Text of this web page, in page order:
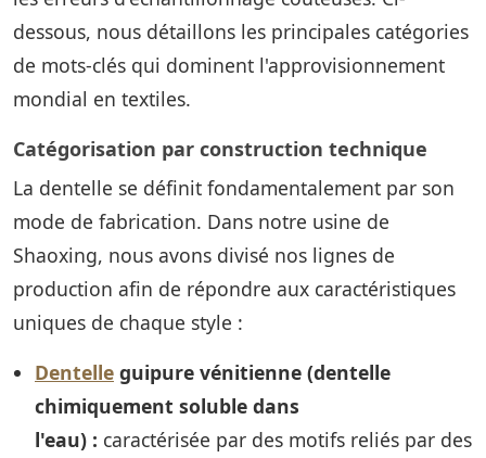
dessous, nous détaillons les principales catégories
de mots-clés qui dominent l'approvisionnement
mondial en textiles.
Catégorisation par construction technique
La dentelle se définit fondamentalement par son
mode de fabrication. Dans notre usine de
Shaoxing, nous avons divisé nos lignes de
production afin de répondre aux caractéristiques
uniques de chaque style :
Dentelle guipure vénitienne (dentelle
chimiquement soluble dans
l'eau) : caractérisée par des motifs reliés par des